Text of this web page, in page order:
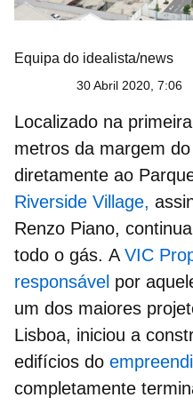
Equipa do idealista/news
30 Abril 2020, 7:06
Localizado na
metros da margem
diretamente ao
Riverside Village,
Renzo Piano,
todo o gás. A VIC
responsável por
um dos maiores
Lisboa, iniciou a
edifícios do
completamente